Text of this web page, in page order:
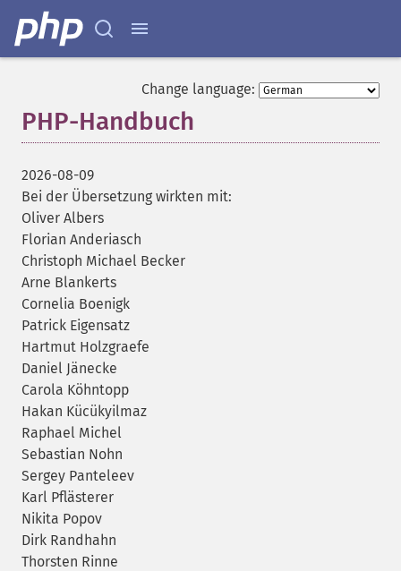
Change language:
PHP-Handbuch
2026-08-09
Bei der Übersetzung wirkten mit:
Oliver Albers
Florian Anderiasch
Christoph Michael Becker
Arne Blankerts
Cornelia Boenigk
Patrick Eigensatz
Hartmut Holzgraefe
Daniel Jänecke
Carola Köhntopp
Hakan Kücükyilmaz
Raphael Michel
Sebastian Nohn
Sergey Panteleev
Karl Pflästerer
Nikita Popov
Dirk Randhahn
Thorsten Rinne